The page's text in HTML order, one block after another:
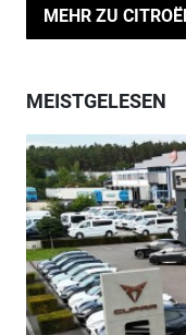
MEHR ZU
MEISTGELESEN